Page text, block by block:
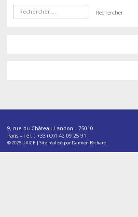
9, rue du Château-Landon – 75010
Paris – Tél. : +33 (O)1 42 09 25 91
© 2026 UAICF | Site réalisé par Damien Richard